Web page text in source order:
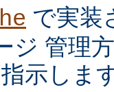
で実装
ジ 管理
示しま